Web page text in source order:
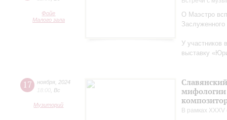
Фойе
Малого зала
О Маэстро
У участников
выставку
17 ноября 2024
18:00 Вс
Музиторий
мифологии
В рамках